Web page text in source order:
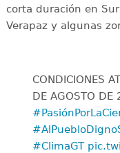
corta duración en
Verapaz y algunas
CONDICIONES
DE AGOSTO DE
#ClimaGT